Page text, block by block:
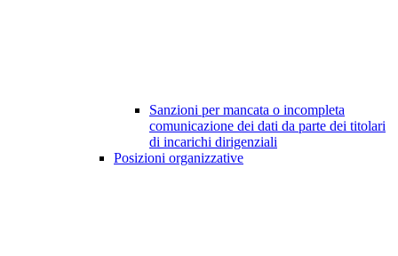
Sanzioni per mancata o incompleta
comunicazione dei dati da parte dei titolari
di incarichi dirigenziali
Posizioni organizzative